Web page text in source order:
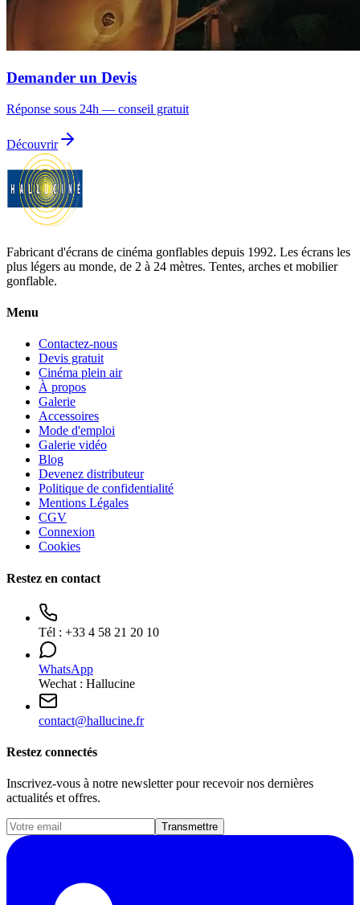
Demander un Devis
Réponse sous 24h — conseil gratuit
Découvrir
Fabricant d'écrans de cinéma gonflables depuis 1992. Les écrans les
plus légers au monde, de 2 à 24 mètres. Tentes, arches et mobilier
gonflable.
Menu
Contactez-nous
Devis gratuit
Cinéma plein air
À propos
Galerie
Accessoires
Mode d'emploi
Galerie vidéo
Blog
Devenez distributeur
Politique de confidentialité
Mentions Légales
CGV
Connexion
Cookies
Restez en contact
Tél : +33 4 58 21 20 10
WhatsApp
Wechat : Hallucine
contact@hallucine.fr
Restez connectés
Inscrivez-vous à notre newsletter pour recevoir nos dernières
actualités et offres.
Transmettre